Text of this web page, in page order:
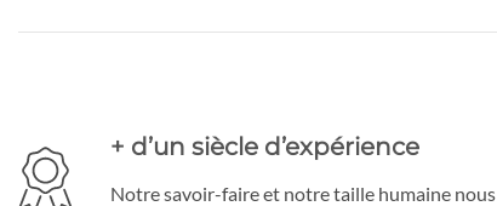
+ d’un siècle d’expérience
Notre savoir-faire et notre taille humaine nous